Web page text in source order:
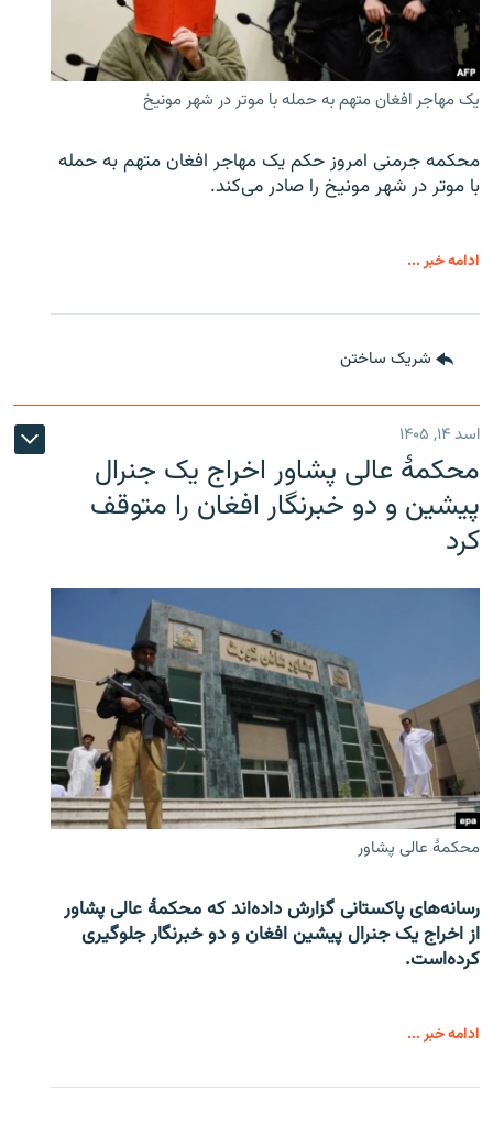
یک مهاجر افغان متهم به حمله با موتر در شهر مونیخ
محکمه جرمنی امروز حکم یک مهاجر افغان متهم به حمله
با موتر در شهر مونیخ را صادر می‌کند.
ادامه خبر ...
شریک ساختن
اسد ۱۴, ۱۴۰۵
محکمۀ عالی پشاور اخراج یک جنرال
پیشین و دو خبرنگار افغان را متوقف
کرد
محکمۀ عالی پشاور
رسانه‌های پاکستانی گزارش داده‌اند که محکمۀ عالی پشاور
از اخراج یک جنرال پیشین افغان و دو خبرنگار جلوگیری
کرده‌است.
ادامه خبر ...